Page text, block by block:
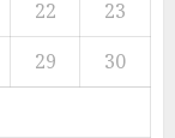
22
23
29
30